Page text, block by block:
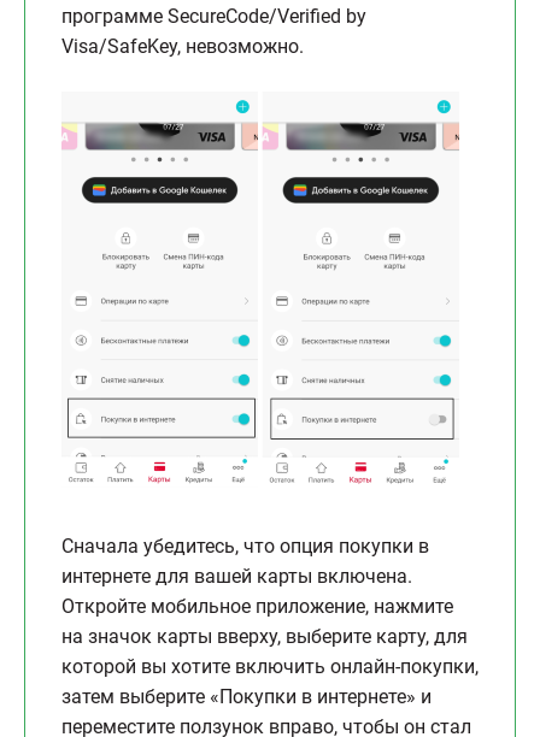
программе SecureCode/Verified by
Visa/SafeKey, невозможно.
Сначала убедитесь, что опция покупки в
интернете для вашей карты включена.
Откройте мобильное приложение, нажмите
на значок карты вверху, выберите карту, для
которой вы хотите включить онлайн-покупки,
затем выберите «Покупки в интернете» и
переместите ползунок вправо, чтобы он стал